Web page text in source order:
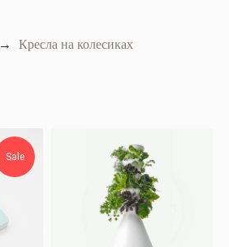
→ Кресла на колесиках
Sale